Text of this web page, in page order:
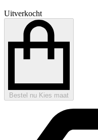
Uitverkocht
Bestel nu Kies maat